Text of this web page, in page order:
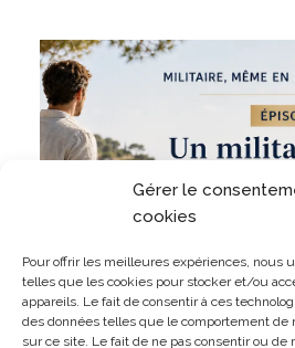
Gérer le
cookies
Pour offrir les meilleures expériences, nous
telles que les cookies pour stocker et/ou
appareils. Le fait de consentir à ces
des données telles que le comportement de
sur ce site. Le fait de ne pas consentir ou de